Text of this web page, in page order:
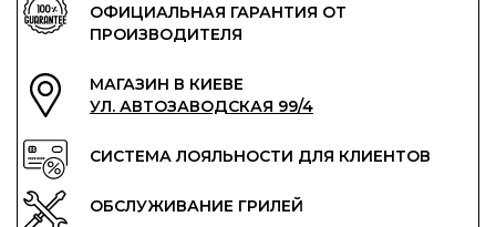
ОФИЦИАЛЬНАЯ ГАРАНТИЯ ОТ
ПРОИЗВОДИТЕЛЯ
МАГАЗИН В КИЕВЕ
УЛ. АВТОЗАВОДСКАЯ 99/4
СИСТЕМА ЛОЯЛЬНОСТИ ДЛЯ КЛИЕНТОВ
ОБСЛУЖИВАНИЕ ГРИЛЕЙ